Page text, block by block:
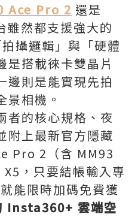
Ace Pro 2 還是
雖然都支援強大的
攝邏輯」與「硬體
是搭載徠卡雙晶片
邊則是能實現先拍
景相機。
者的核心規格、夜
附上最新官方隱藏
Pro 2（含 MM93
，只要結帳輸入專
就能限時加碼免費獲
Insta360+ 雲端空